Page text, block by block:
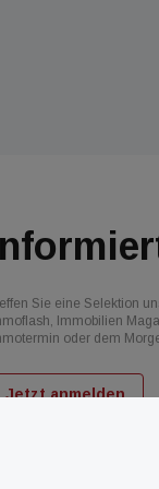
Sie eine Selektion
Immobilien
oder dem
Jetzt anmelden